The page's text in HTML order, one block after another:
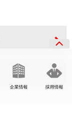
企業情報 採用情報